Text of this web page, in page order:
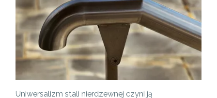
Uniwersalizm stali nierdzewnej czyni ją